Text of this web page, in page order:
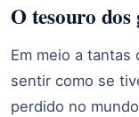
O tesouro dos
Em meio a
sentir como se
perdido no